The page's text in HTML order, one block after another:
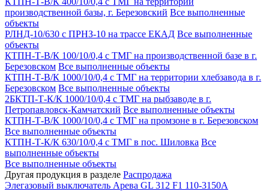
производственной базы, г. Березовский Все выполненные
объекты
РЛНД-10/630 с ПРНЗ-10 на трассе ЕКАД Все выполненные
объекты
КТПН-Т-В/К 100/10/0,4 с ТМГ на производственной базе в г.
Березовском Все выполненные объекты
КТПН-Т-В/К 1000/10/0,4 с ТМГ на территории хлебзавода в г.
Березовском Все выполненные объекты
2БКТП-Т-К/К 1000/10/0,4 с ТМГ на рыбзаводе в г.
Петропавловск-Камчатский Все выполненные объекты
КТПН-Т-В/К 1000/10/0,4 с ТМГ на промзоне в г. Березовском
Все выполненные объекты
КТПН-Т-К/К 630/10/0,4 с ТМГ в пос. Шиловка Все
выполненные объекты
Все выполненные объекты
Другая продукция в разделе Распродажа
Элегазовый выключатель Арева GL 312 F1 110-3150А